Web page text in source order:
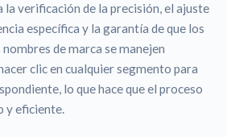
verificación de la precisión, el ajuste
específica y la garantía de que los
de marca se manejen
clic en cualquier segmento para
lo que hace que el proceso
y eficiente.